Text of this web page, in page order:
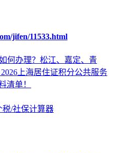
jifen/11533.html
何办理？松江、嘉定、青
2026上海居住证积分公共服务
清单！
税/社保计算器